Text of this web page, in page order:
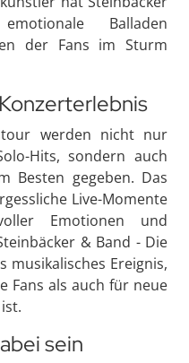
Balladen
der Fans im Sturm
werden nicht nur
Hits, sondern auch
Besten gegeben. Das
Live-Momente
Emotionen und
& Band - Die
musikalisches Ereignis,
Fans als auch für neue
sein